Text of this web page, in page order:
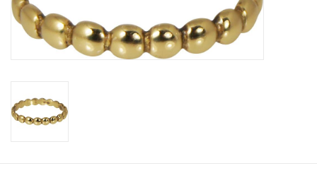
Haaraccesoires
Zonnebrillen
ON THE BEACH